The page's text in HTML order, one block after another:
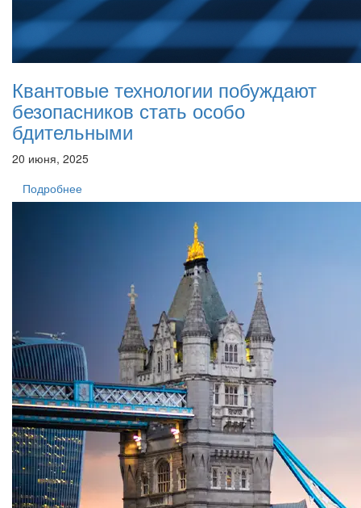
Квантовые технологии побуждают
безопасников стать особо
бдительными
20 июня, 2025
Подробнее